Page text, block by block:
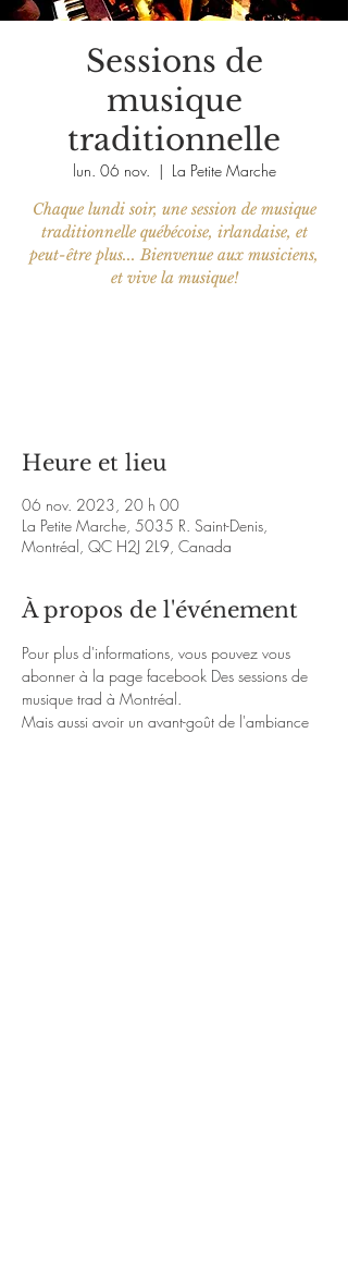
Sessions de
musique
traditionnelle
lun. 06 nov.
  |
La Petite Marche
Chaque lundi soir, une session de musique
traditionnelle québécoise, irlandaise, et
peut-être plus... Bienvenue aux musiciens,
et vive la musique!
Heure et lieu
06 nov. 2023, 20 h 00
La Petite Marche, 5035 R. Saint-Denis,
Montréal, QC H2J 2L9, Canada
À propos de l'événement
Pour plus d'informations, vous pouvez vous
abonner à la page facebook Des sessions de
musique trad à Montréal.
Mais aussi avoir un avant-goût de l'ambiance